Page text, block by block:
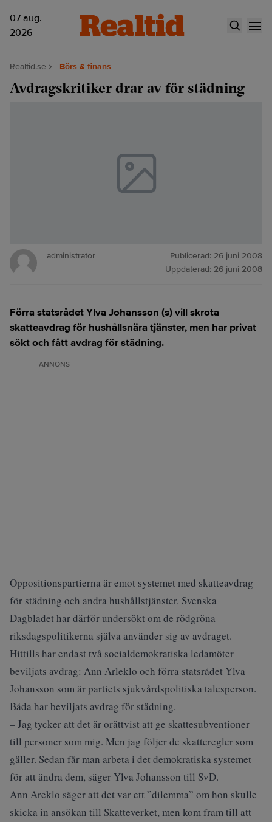
07 aug.
2026
Realtid.se Börs & finans
Avdragskritiker drar av för städning
administrator Publicerad: 26 juni 2008
Uppdaterad: 26 juni 2008
Förra statsrådet Ylva Johansson (s) vill skrota
skatteavdrag för hushållsnära tjänster, men har privat
sökt och fått avdrag för städning.
ANNONS
Oppositionspartierna är emot systemet med skatteavdrag
för städning och andra hushållstjänster. Svenska
Dagbladet har därför undersökt om de rödgröna
riksdagspolitikerna själva använder sig av avdraget.
Hittills har endast två socialdemokratiska ledamöter
beviljats avdrag: Ann Arleklo och förra statsrådet Ylva
Johansson som är partiets sjukvårdspolitiska talesperson.
Båda har beviljats avdrag för städning.
– Jag tycker att det är orättvist att ge skattesubventioner
till personer som mig. Men jag följer de skatteregler som
gäller. Sedan får man arbeta i det demokratiska systemet
för att ändra dem, säger Ylva Johansson till SvD.
Ann Areklo säger att det var ett ”dilemma” om hon skulle
skicka in ansökan till Skatteverket, men kom fram till att